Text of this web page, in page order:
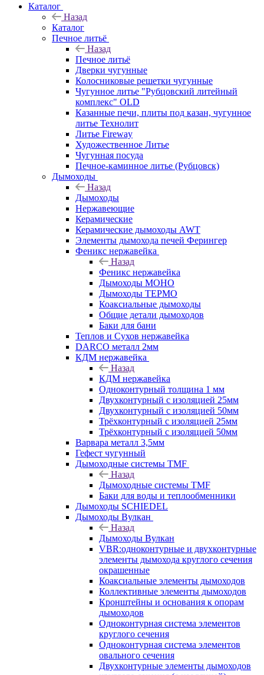
Каталог
Назад
Каталог
Печное литьё
Назад
Печное литьё
Дверки чугунные
Колосниковые решетки чугунные
Чугунное литье "Рубцовский литейный
комплекс" OLD
Казанные печи, плиты под казан, чугунное
литье Технолит
Литье Fireway
Художественное Литье
Чугунная посуда
Печное-каминное литье (Рубцовск)
Дымоходы
Назад
Дымоходы
Нержавеющие
Керамические
Керамические дымоходы AWT
Элементы дымохода печей Ферингер
Феникс нержавейка
Назад
Феникс нержавейка
Дымоходы МОНО
Дымоходы ТЕРМО
Коаксиальные дымоходы
Общие детали дымоходов
Баки для бани
Теплов и Сухов нержавейка
DARCO металл 2мм
КДМ нержавейка
Назад
КДМ нержавейка
Одноконтурный толщина 1 мм
Двухконтурный с изоляцией 25мм
Двухконтурный с изоляцией 50мм
Трёхконтурный с изоляцией 25мм
Трёхконтурный с изоляцией 50мм
Варвара металл 3,5мм
Гефест чугунный
Дымоходные системы TMF
Назад
Дымоходные системы TMF
Баки для воды и теплообменники
Дымоходы SCHIEDEL
Дымоходы Вулкан
Назад
Дымоходы Вулкан
VBR:одноконтурные и двухконтурные
элементы дымохода круглого сечения
окрашенные
Коаксиальные элементы дымоходов
Коллективные элементы дымоходов
Кронштейны и основания к опорам
дымоходов
Одноконтурная система элементов
круглого сечения
Одноконтурная система элементов
овального сечения
Двухконтурные элементы дымоходов